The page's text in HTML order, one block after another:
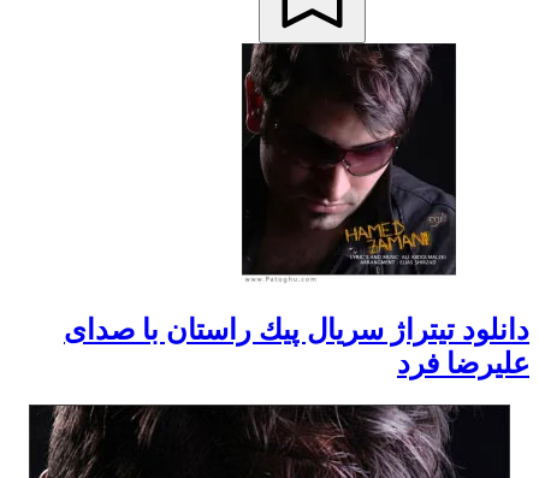
دانلود تيتراژ سريال پيك راستان با صدای
علیرضا فرد